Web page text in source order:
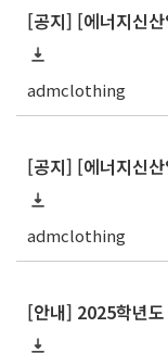
admclothing
admclothing